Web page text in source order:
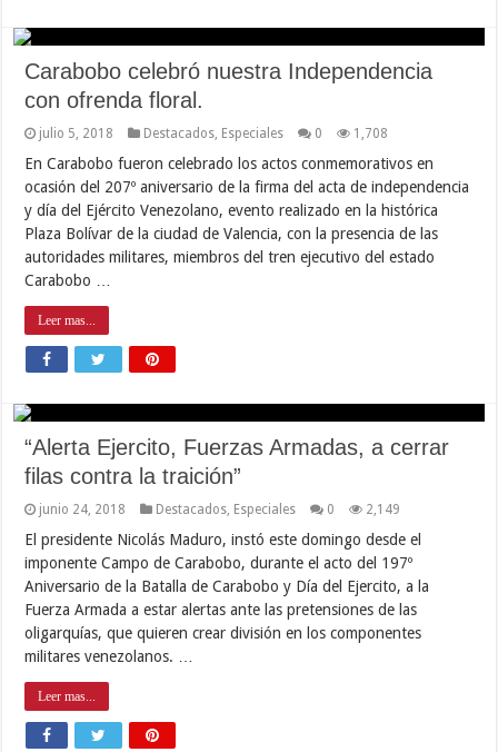
Carabobo celebró nuestra Independencia
con ofrenda floral.
julio 5, 2018 Destacados Especiales 0 1,708
En Carabobo fueron celebrado los actos conmemorativos en
ocasión del 207º aniversario de la firma del acta de independencia
y día del Ejército Venezolano, evento realizado en la histórica
Plaza Bolívar de la ciudad de Valencia, con la presencia de las
autoridades militares, miembros del tren ejecutivo del estado
Carabobo …
Leer mas...
“Alerta Ejercito, Fuerzas Armadas, a cerrar
filas contra la traición”
junio 24, 2018 Destacados Especiales 0 2,149
El presidente Nicolás Maduro, instó este domingo desde el
imponente Campo de Carabobo, durante el acto del 197º
Aniversario de la Batalla de Carabobo y Día del Ejercito, a la
Fuerza Armada a estar alertas ante las pretensiones de las
oligarquías, que quieren crear división en los componentes
militares venezolanos. …
Leer mas...